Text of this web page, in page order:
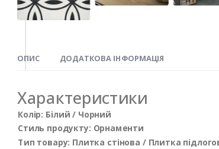
ОПИС ДОДАТКОВА ІНФОРМАЦІЯ
Характеристики
Колір: Білий / Чорний
Стиль продукту: Орнаменти
Тип товару: Плитка стінова / Плитка